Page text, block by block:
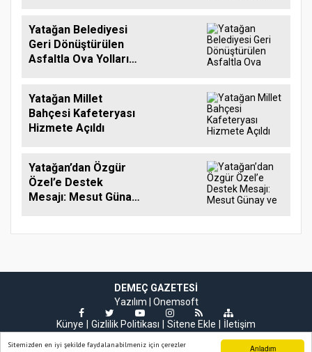
Anladım
Sitemizden en iyi şekilde faydalanabilmeniz için çerezler
Yatağan Belediyesi
Geri Dönüştürülen
Asfaltla Ova Yollarını
Yatağan Millet
Bahçesi Kafeteryası
Hizmete Açıldı
Yatağan’dan Özgür
Özel’e Destek
Mesajı: Mesut Günay
DEMEÇ GAZETESI
Yazılım | Onemsoft
Künye
Gizlilik Politikası Sitene Ekle İletişim